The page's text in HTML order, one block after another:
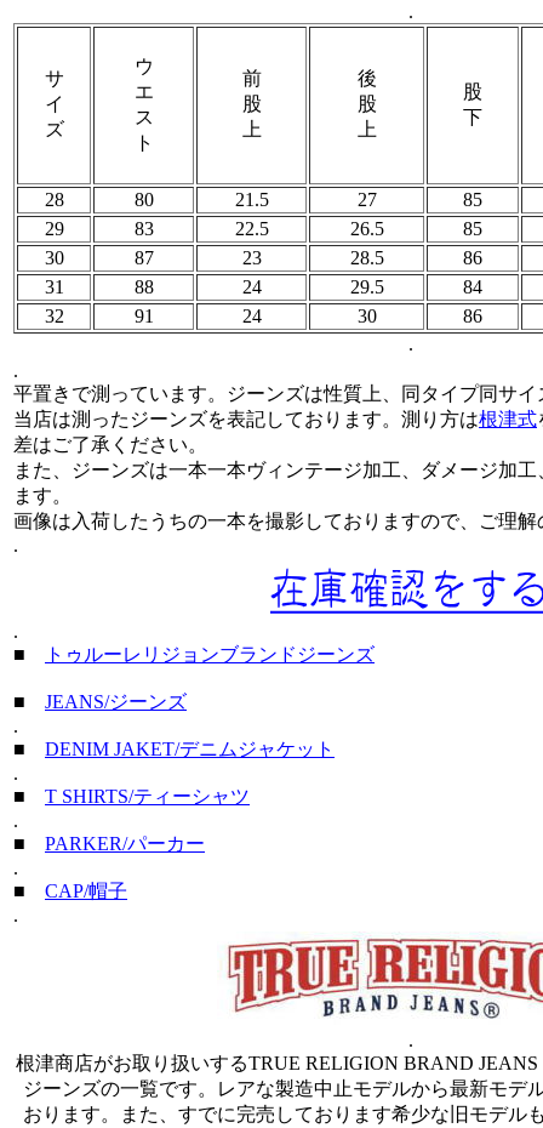
.
サ
イ
ズ
ウ
エ
ス
ト
前
股
上
後
股
上
股
下
28 80 21.5 27
85
29
83 22.5 26.5
85
30
87 23 28.5
86
31
88 24 29.5
84
32
91 24 30
86
.
.
平置きで測っています。ジーンズは性質上、同タイプ同サ
当店は測ったジーンズを表記しております。測り方は根津式
差はご了承ください。
また、ジーンズは一本一本ヴィンテージ加工、ダメージ加
ます。
画像は入荷したうちの一本を撮影しておりますので、ご理
.
.
■
トゥルーレリジョンブランドジーンズ
■ JEANS/ジーンズ
.
■ DENIM JAKET/デニムジャケット
.
■ T SHIRTS/ティーシャツ
.
■ PARKER/パーカー
.
■ CAP/帽子
.
.
根津商店がお取り扱いするTRUE RELIGION BRAND
ジーンズの一覧です。レアな製造中止モデルから最新モデ
おります。また、すでに完売しております希少な旧モデル